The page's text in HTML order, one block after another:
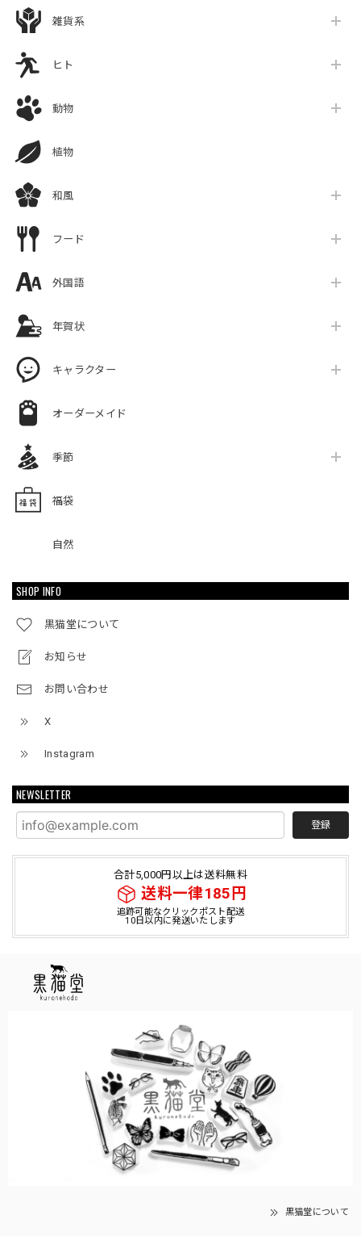
雑貨系
ヒト
動物
植物
和風
フード
外国語
年賀状
キャラクター
オーダーメイド
季節
福袋
自然
SHOP INFO
黒猫堂について
お知らせ
お問い合わせ
X
Instagram
NEWSLETTER
登録
合計5,000円以上は送料無料
送料一律185円
追跡可能なクリックポスト配送
10日以内に発送いたします
黒猫堂について